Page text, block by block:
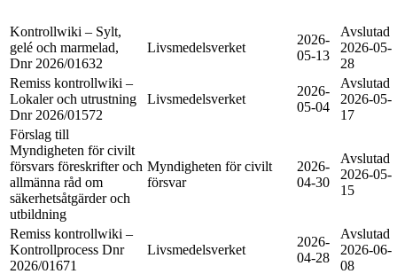
Kontrollwiki – Sylt,
gelé och marmelad,
Dnr 2026/01632
Livsmedelsverket
2026-
05-13
Avslutad
2026-05-
28
Remiss kontrollwiki –
Lokaler och utrustning
Dnr 2026/01572
Livsmedelsverket
2026-
05-04
Avslutad
2026-05-
17
Förslag till
Myndigheten för civilt
försvars föreskrifter och
allmänna råd om
säkerhetsåtgärder och
utbildning
Myndigheten för civilt
försvar
2026-
04-30
Avslutad
2026-05-
15
Remiss kontrollwiki –
Kontrollprocess Dnr
2026/01671
Livsmedelsverket
2026-
04-28
Avslutad
2026-06-
08